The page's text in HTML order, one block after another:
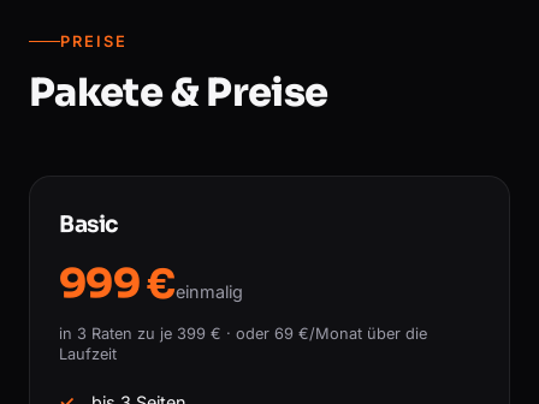
PREISE
Pakete & Preise
Basic
999 €einmalig
in 3 Raten zu je 399 € · oder 69 €/Monat über die
Laufzeit